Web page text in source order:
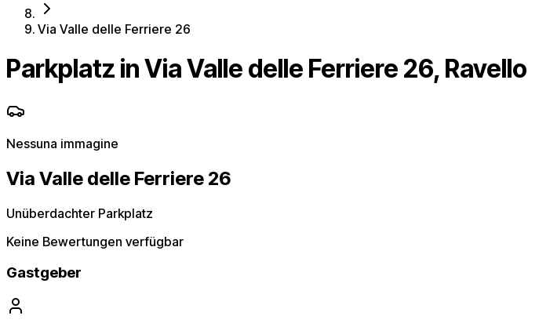
Via Valle delle Ferriere 26
Parkplatz in Via Valle delle Ferriere 26, Ravello
Nessuna immagine
Via Valle delle Ferriere 26
Unüberdachter Parkplatz
Keine Bewertungen verfügbar
Gastgeber